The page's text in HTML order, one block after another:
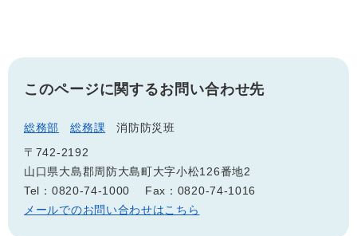
このページに関するお問い合わせ先
総務部 総務課
消防防災班
〒742-2192
山口県大島郡周防大島町大字小松126番地2
Tel：0820-74-1000
Fax：0820-74-1016
メールでのお問い合わせはこちら